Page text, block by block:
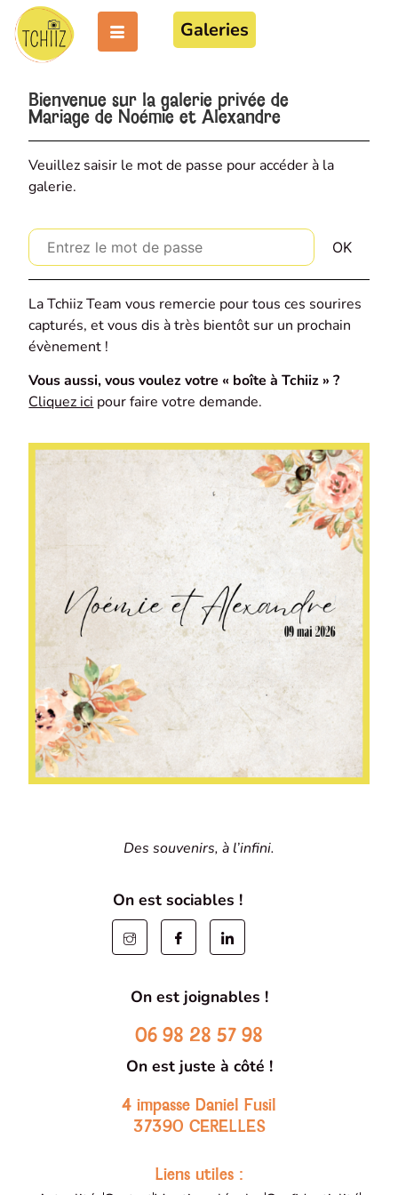
Galeries
Bienvenue sur la galerie privée de
Mariage de Noémie et Alexandre
Veuillez saisir le mot de passe pour accéder à la
galerie.
La Tchiiz Team vous remercie pour tous ces sourires
capturés, et vous dis à très bientôt sur un prochain
évènement !
Vous aussi, vous voulez votre « boîte à Tchiiz » ?
Cliquez ici pour faire votre demande.
Des souvenirs, à l’infini.
On est sociables !
On est joignables !
06 98 28 57 98
On est juste à côté !
4 impasse Daniel Fusil
37390 CERELLES
Liens utiles :